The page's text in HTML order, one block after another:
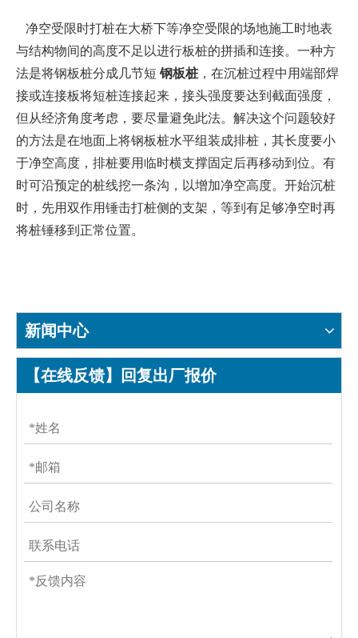
净空受限时打桩在大桥下等净空受限的场地施工时地表
与结构物间的高度不足以进行板桩的拼插和连接。一种方
法是将钢板桩分成几节短 钢板桩，在沉桩过程中用端部焊
接或连接板将短桩连接起来，接头强度要达到截面强度，
但从经济角度考虑，要尽量避免此法。解决这个问题较好
的方法是在地面上将钢板桩水平组装成排桩，其长度要小
于净空高度，排桩要用临时横支撑固定后再移动到位。有
时可沿预定的桩线挖一条沟，以增加净空高度。开始沉桩
时，先用双作用锤击打桩侧的支架，等到有足够净空时再
将桩锤移到正常位置。
新闻中心
【在线反馈】回复出厂报价